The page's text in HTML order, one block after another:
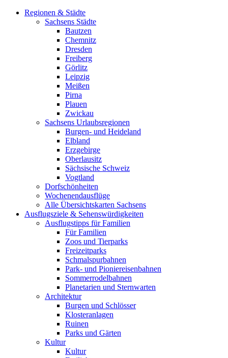
Regionen & Städte
Sachsens Städte
Bautzen
Chemnitz
Dresden
Freiberg
Görlitz
Leipzig
Meißen
Pirna
Plauen
Zwickau
Sachsens Urlaubsregionen
Burgen- und Heideland
Elbland
Erzgebirge
Oberlausitz
Sächsische Schweiz
Vogtland
Dorfschönheiten
Wochenendausflüge
Alle Übersichtskarten Sachsens
Ausflugsziele & Sehenswürdigkeiten
Ausflugstipps für Familien
Für Familien
Zoos und Tierparks
Freizeitparks
Schmalspurbahnen
Park- und Pioniereisenbahnen
Sommerrodelbahnen
Planetarien und Sternwarten
Architektur
Burgen und Schlösser
Klosteranlagen
Ruinen
Parks und Gärten
Kultur
Kultur